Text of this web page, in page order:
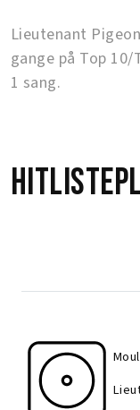
Lieutenant
gange på Top
1 sang.